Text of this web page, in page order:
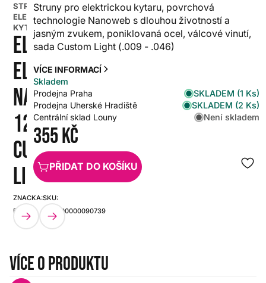
STRUNY PRO
ELEKTRICKOU
KYTARU
ELIXIR
ELECTRIC
NANOWEB
12027
CUSTOM
LIGHT
ZNAČKA:
ELIXIR
SKU:
HX0000000090739
Struny pro elektrickou kytaru, povrchová
technologie Nanoweb s dlouhou životností a
jasným zvukem, poniklovaná ocel, válcové vinutí,
sada Custom Light (.009 - .046)
VÍCE INFORMACÍ
Skladem
Prodejna Praha
SKLADEM (1 Ks)
Prodejna Uherské Hradiště
SKLADEM (2 Ks)
Centrální sklad Louny
Není skladem
355 Kč
PŘIDAT DO KOŠÍKU
Více o produktu